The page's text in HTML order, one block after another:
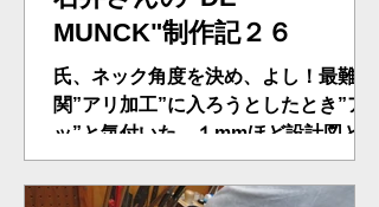
MUNCK"制作記２６
氏、ネック角度を決め、よし！最難
関”アリ加工”に入ろうとしたとき”ア
ッ”と気付いた。１mmほど設計図と違
う！”まあ！いっか！”で過ごすところ
だが、氏、やり直しを選択。天板を、